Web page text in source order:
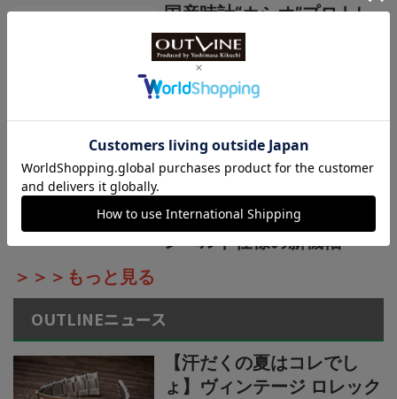
国産時計“カシオ”プロトレ
ック新作【シリーズ最軽量
の本格アウトドアウオッ
チ】小物を収納できる新構
カシオ“G-SHOCK”新作2種
【薄型・軽量な“メタルベゼ
ル×カーボン”仕様】“G-
STEEL”シリーズからウレタ
ンベルト仕様の新機軸
＞＞＞もっと見る
OUTLINEニュース
【汗だくの夏はコレでし
ょ】ヴィンテージ ロレック